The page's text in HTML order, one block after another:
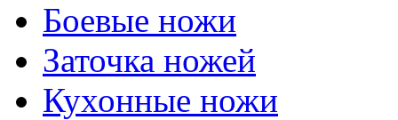
Боевые ножи
Заточка ножей
Кухонные ножи